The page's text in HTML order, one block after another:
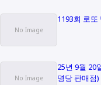
1193회 로또
25년 9월 20
명당 판매점)